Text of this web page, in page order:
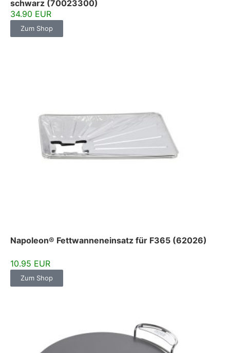
schwarz (70023300)
34.90 EUR
Zum Shop
Napoleon® Fettwanneneinsatz für F365 (62026)
10.95 EUR
Zum Shop